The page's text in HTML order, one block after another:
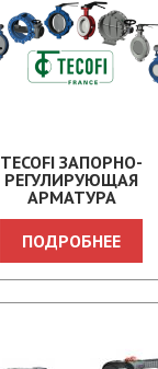
TECOFI ЗАПОРНО-
РЕГУЛИРУЮЩАЯ
АРМАТУРА
ПОДРОБНЕЕ